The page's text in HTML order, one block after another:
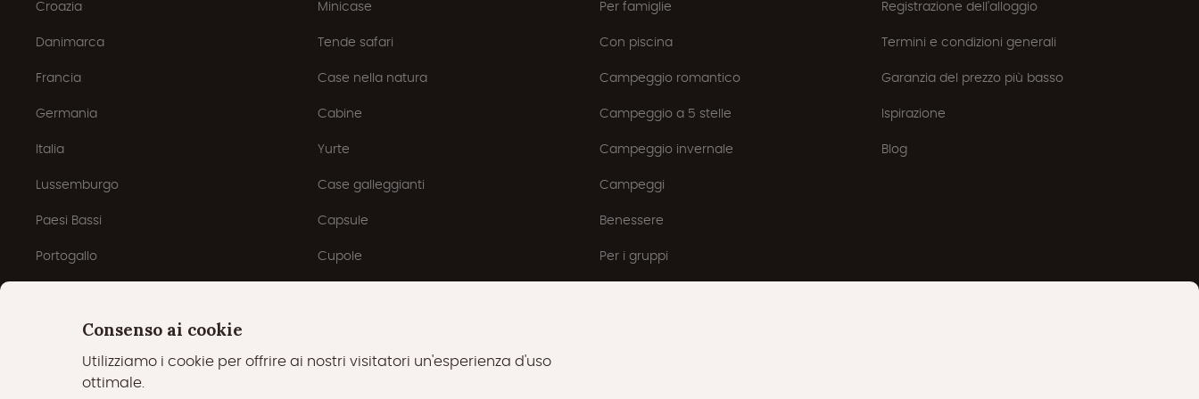
Croazia
Danimarca
Francia
Germania
Italia
Lussemburgo
Paesi Bassi
Portogallo
Minicase
Tende safari
Case nella natura
Cabine
Yurte
Case galleggianti
Capsule
Cupole
Per famiglie
Con piscina
Campeggio romantico
Campeggio a 5 stelle
Campeggio invernale
Campeggi
Benessere
Per i gruppi
Registrazione dell'alloggio
Termini e condizioni generali
Garanzia del prezzo più basso
Ispirazione
Blog
© Glampings.com 2026
Consenso ai cookie
Utilizziamo i cookie per offrire ai nostri visitatori un'esperienza d'uso
ottimale.